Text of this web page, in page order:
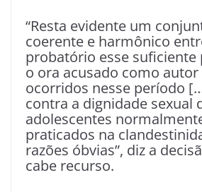
“Resta evidente um
coerente e harmônico
probatório esse suficiente
o ora acusado como
ocorridos nesse período
contra a dignidade sexual
adolescentes
praticados na
razões óbvias”, diz a
cabe recurso.